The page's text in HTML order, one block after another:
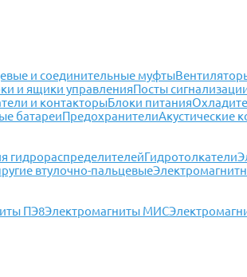
и соединительные муфты
и ящики управленияПосты
и контакторыБлоки питания
батареиПредохранителиАкустические
гидрораспределителейГидротолкатели
втулочно-пальцевые
ПЭ8Электромагниты МИС